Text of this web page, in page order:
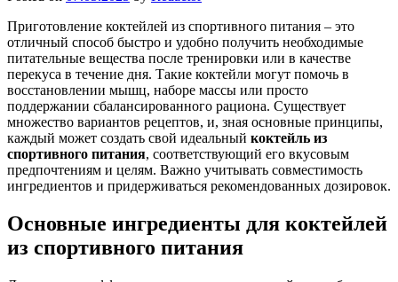
Приготовление коктейлей из спортивного питания – это
отличный способ быстро и удобно получить необходимые
питательные вещества после тренировки или в качестве
перекуса в течение дня. Такие коктейли могут помочь в
восстановлении мышц, наборе массы или просто
поддержании сбалансированного рациона. Существует
множество вариантов рецептов, и, зная основные принципы,
каждый может создать свой идеальный коктейль из
спортивного питания, соответствующий его вкусовым
предпочтениям и целям. Важно учитывать совместимость
ингредиентов и придерживаться рекомендованных дозировок.
Основные ингредиенты для коктейлей
из спортивного питания